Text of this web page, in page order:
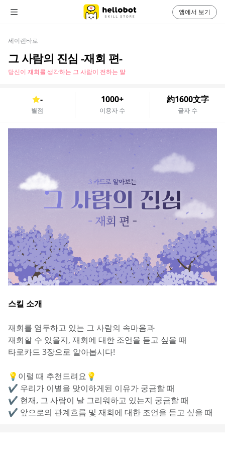
세이렌타로
그 사람의 진심 -재회 편-
당신이 재회를 생각하는 그 사람이 전하는 말
-
별점
1000+
이용자 수
約1600文字
글자 수
스킬 소개
재회를 염두하고 있는 그 사람의 속마음과
재회할 수 있을지, 재회에 대한 조언을 듣고 싶을 때
타로카드 3장으로 알아봅시다!
💡이럴 때 추천드려요💡
✔️ 우리가 이별을 맞이하게된 이유가 궁금할 때
✔️ 현재, 그 사람이 날 그리워하고 있는지 궁금할 때
✔️ 앞으로의 관계흐름 및 재회에 대한 조언을 듣고 싶을 때
앱에서 보기